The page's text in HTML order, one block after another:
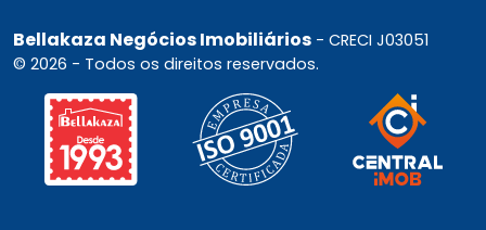
Bellakaza Negócios Imobiliários - CRECI J03051
© 2026 - Todos os direitos reservados.